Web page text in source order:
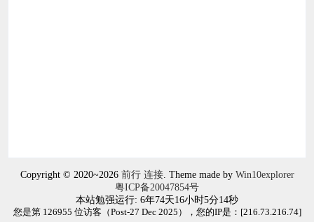
Copyright © 2020~2026 前行 连接. Theme made by Win10explorer
粤ICP备20047854号
本站勉强运行: 6年74天16小时5分14秒
您是第 126955 位访客（Post-27 Dec 2025），您的IP是：[216.73.216.74]